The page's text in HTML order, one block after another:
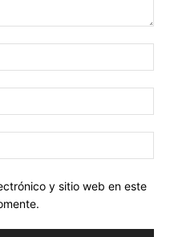
y sitio web en este